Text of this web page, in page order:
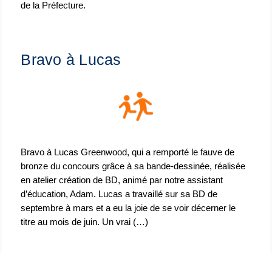
de la Préfecture.
Bravo à Lucas
Bravo à Lucas Greenwood, qui a remporté le fauve de
bronze du concours grâce à sa bande-dessinée, réalisée
en atelier création de BD, animé par notre assistant
d’éducation, Adam. Lucas a travaillé sur sa BD de
septembre à mars et a eu la joie de se voir décerner le
titre au mois de juin. Un vrai (…)